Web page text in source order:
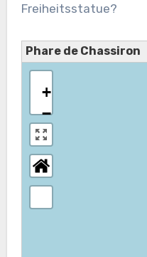
Freiheitsstatue?
Phare de Chassiron
+
−